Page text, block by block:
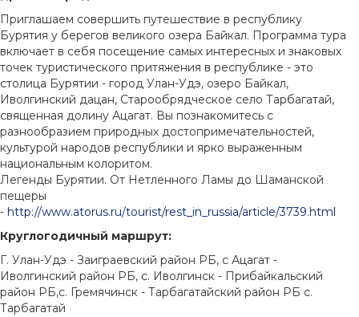
Приглашаем совершить путешествие в республику
Бурятия у берегов великого озера Байкал. Программа тура
включает в себя посещение самых интересных и знаковых
точек туристического притяжения в республике - это
столица Бурятии - город Улан-Удэ, озеро Байкал,
Иволгинский дацан, Старообрядческое село Тарбагатай,
священная долину Ацагат. Вы познакомитесь с
разнообразием природных достопримечательностей,
культурой народов республики и ярко выраженным
национальным колоритом.
Легенды Бурятии. От Нетленного Ламы до Шаманской
пещеры
- http://www.atorus.ru/tourist/rest_in_russia/article/3739.html
Круглогодичный маршрут:
Г. Улан-Удэ - Заиграевский район РБ, с Ацагат -
Иволгинский район РБ, с. Иволгинск - Прибайкальский
район РБ,с. Гремячинск - Тарбагатайский район РБ с.
Тарбагатай